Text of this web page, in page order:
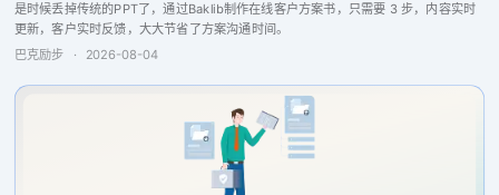
是时候丢掉传统的PPT了，通过Baklib制作在线客户方案书，只需要 3 步，内容实时
更新，客户实时反馈，大大节省了方案沟通时间。
巴克励步
· 2026-08-04